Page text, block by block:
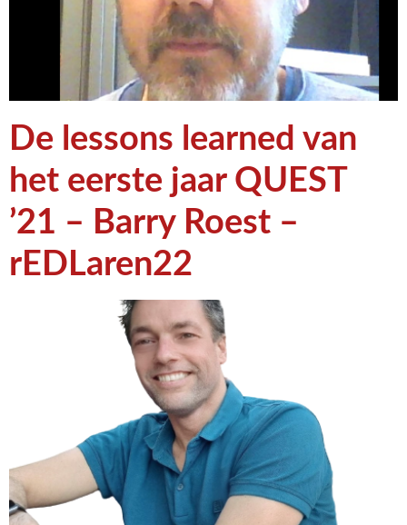
De lessons learned van
het eerste jaar QUEST
’21 – Barry Roest –
rEDLaren22